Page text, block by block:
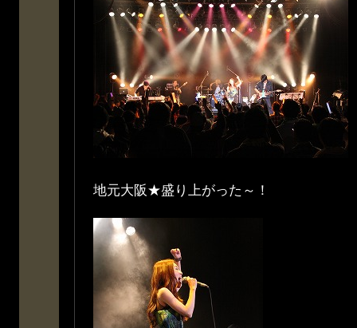
地元大阪★盛り上がった～！